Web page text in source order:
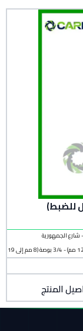
للضبط)
الجمهورية
المقاسات المتاحة :1/4 بوصة (1 مم إلى 6.3 مم) - 1/2 بوصة(4 مم إلى 12.5 مم) - 3/4 بوصة (8 مم إلى 19
المنتج